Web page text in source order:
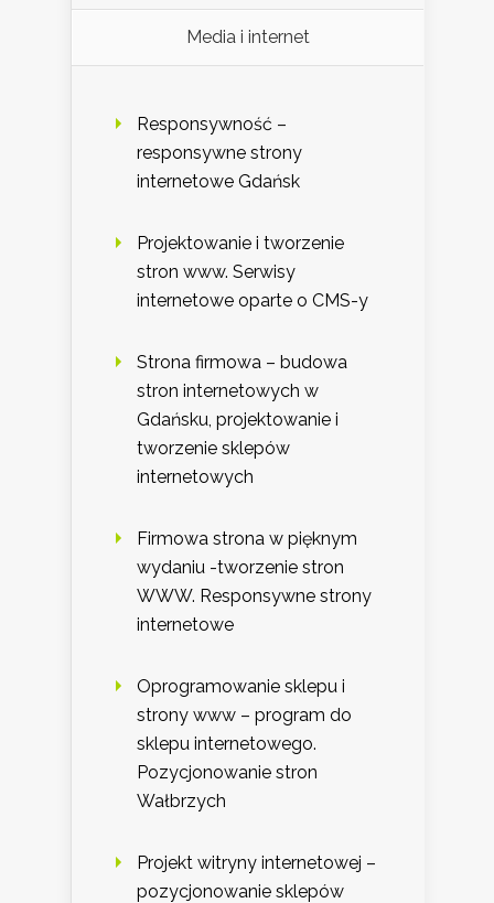
Media i internet
Responsywność –
responsywne strony
internetowe Gdańsk
Projektowanie i tworzenie
stron www. Serwisy
internetowe oparte o CMS-y
Strona firmowa – budowa
stron internetowych w
Gdańsku, projektowanie i
tworzenie sklepów
internetowych
Firmowa strona w pięknym
wydaniu -tworzenie stron
WWW. Responsywne strony
internetowe
Oprogramowanie sklepu i
strony www – program do
sklepu internetowego.
Pozycjonowanie stron
Wałbrzych
Projekt witryny internetowej –
pozycjonowanie sklepów